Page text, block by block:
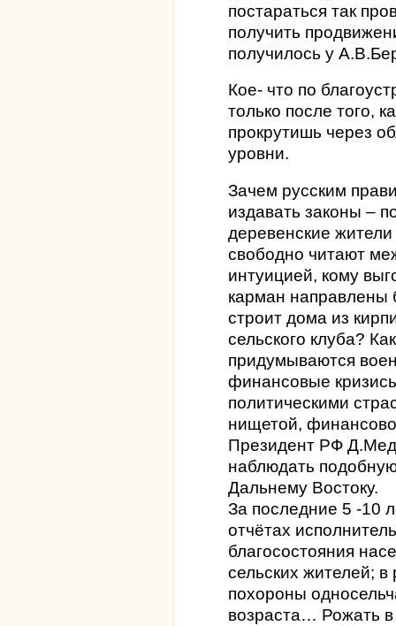
постараться так
получить
получилось у
Кое- что по
только после того,
прокрутишь через
уровни.
Зачем русским
издавать законы –
деревенские
свободно читают
интуицией, кому
карман направлены
строит дома из
сельского клуба?
придумываются
финансовые
политическими
нищетой,
Президент РФ
наблюдать
Дальнему Востоку.
За последние 5 -10
отчётах
благосостояния
сельских жителей;
похороны
возраста… Рожать